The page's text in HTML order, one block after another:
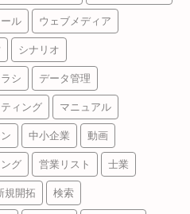
ル ウェブメディア
シナリオ
シ データ管理
ィング マニュアル
中小企業 動画
グ 営業リスト 士業
規開拓 検索